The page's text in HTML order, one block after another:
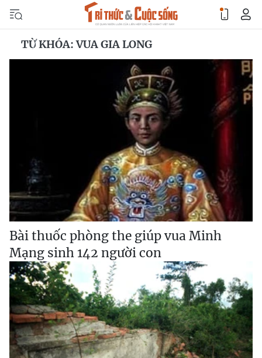
TỪ KHÓA: VUA GIA LONG
Bài thuốc phòng the giúp vua Minh
Mạng sinh 142 người con